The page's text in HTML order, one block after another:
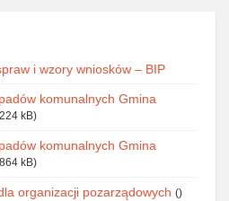
i wzory wniosków – BIP
komunalnych Gmina
kB)
komunalnych Gmina
kB)
organizacji pozarządowych ()